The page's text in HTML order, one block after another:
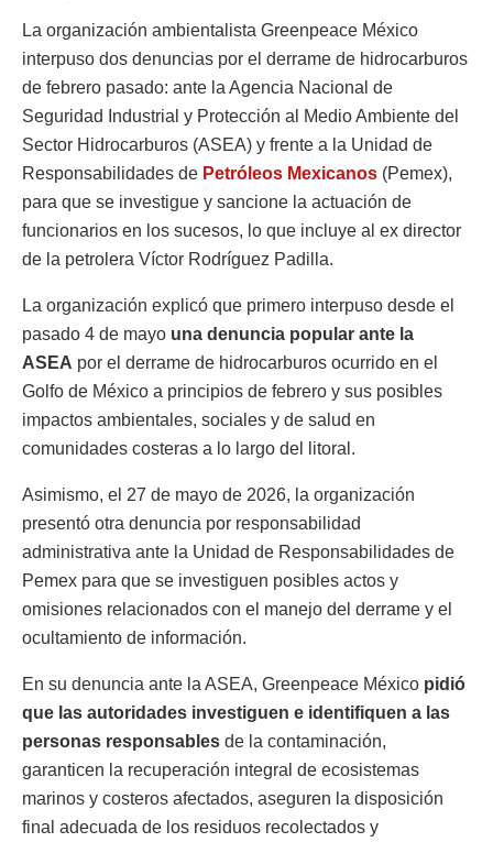
La organización ambientalista Greenpeace México
interpuso dos denuncias por el derrame de hidrocarburos
de febrero pasado: ante la Agencia Nacional de
Seguridad Industrial y Protección al Medio Ambiente del
Sector Hidrocarburos (ASEA) y frente a la Unidad de
Responsabilidades de Petróleos Mexicanos (Pemex),
para que se investigue y sancione la actuación de
funcionarios en los sucesos, lo que incluye al ex director
de la petrolera Víctor Rodríguez Padilla.
La organización explicó que primero interpuso desde el
pasado 4 de mayo una denuncia popular ante la
ASEA por el derrame de hidrocarburos ocurrido en el
Golfo de México a principios de febrero y sus posibles
impactos ambientales, sociales y de salud en
comunidades costeras a lo largo del litoral.
Asimismo, el 27 de mayo de 2026, la organización
presentó otra denuncia por responsabilidad
administrativa ante la Unidad de Responsabilidades de
Pemex para que se investiguen posibles actos y
omisiones relacionados con el manejo del derrame y el
ocultamiento de información.
En su denuncia ante la ASEA, Greenpeace México pidió
que las autoridades investiguen e identifiquen a las
personas responsables de la contaminación,
garanticen la recuperación integral de ecosistemas
marinos y costeros afectados, aseguren la disposición
final adecuada de los residuos recolectados y